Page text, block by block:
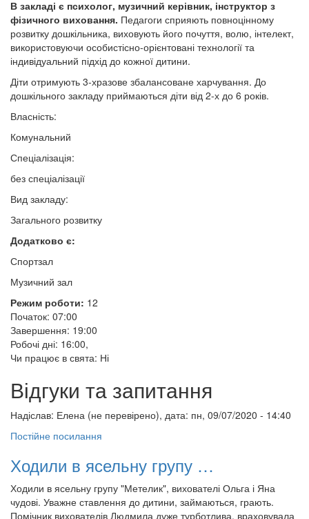
В закладі є психолог, музичний керівник, інструктор з
фізичного виховання. Педагоги сприяють повноцінному
розвитку дошкільника, виховують його почуття, волю, інтелект,
використовуючи особистісно-орієнтовані технології та
індивідуальний підхід до кожної дитини.
Діти отримують 3-хразове збалансоване харчування. До
дошкільного закладу приймаються діти від 2-х до 6 років.
Власність:
Комунальний
Спеціалізація:
без спеціалізації
Вид закладу:
Загального розвитку
Додатково є:
Спортзал
Музичний зал
Режим роботи: 12
Початок: 07:00
Завершення: 19:00
Робочі дні: 16:00,
Чи працює в свята: Ні
Відгуки та запитання
Надіслав: Елена (не перевірено), дата: пн, 09/07/2020 - 14:40
Постійне посилання
Ходили в ясельну групу …
Ходили в ясельну групу "Метелик", вихователі Ольга і Яна
чудові. Уважне ставлення до дитини, займаються, грають.
Помічник вихователів Людмила дуже турботлива, враховувала